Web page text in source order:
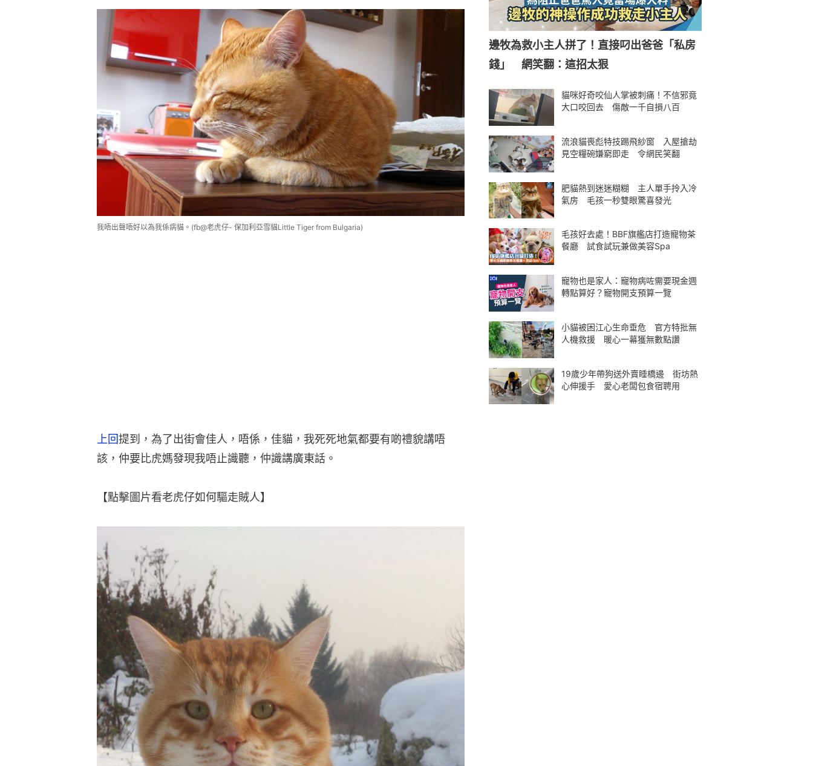
我唔出聲唔好以為我係病貓。(fb@老虎仔- 保加利亞雪貓Little Tiger from Bulgaria)
上回提到，為了出街會佳人，唔係，佳貓，我死死地氣都要有啲禮貌講唔
該，仲要比虎媽發現我唔止識聽，仲識講廣東話。
【點擊圖片看老虎仔如何驅走賊人】
邊牧為救小主人拼了！直接叼出爸爸「私房
錢」 網笑翻：這招太狠
貓咪好奇咬仙人掌被刺痛！不信邪竟
大口咬回去 傷敵一千自損八百
流浪貓喪彪特技踢飛紗窗 入屋搶劫
見空糧碗嫌窮即走 令網民笑翻
肥貓熱到迷迷糊糊 主人單手拎入冷
氣房 毛孩一秒雙眼驚喜發光
毛孩好去處！BBF旗艦店打造寵物茶
餐廳 試食試玩兼做美容Spa
寵物也是家人：寵物病咗需要現金週
轉點算好？寵物開支預算一覽
小貓被困江心生命垂危 官方特批無
人機救援 暖心一幕獲無數點讚
19歲少年帶狗送外賣睡橋邊 街坊熱
心伸援手 愛心老闆包食宿聘用